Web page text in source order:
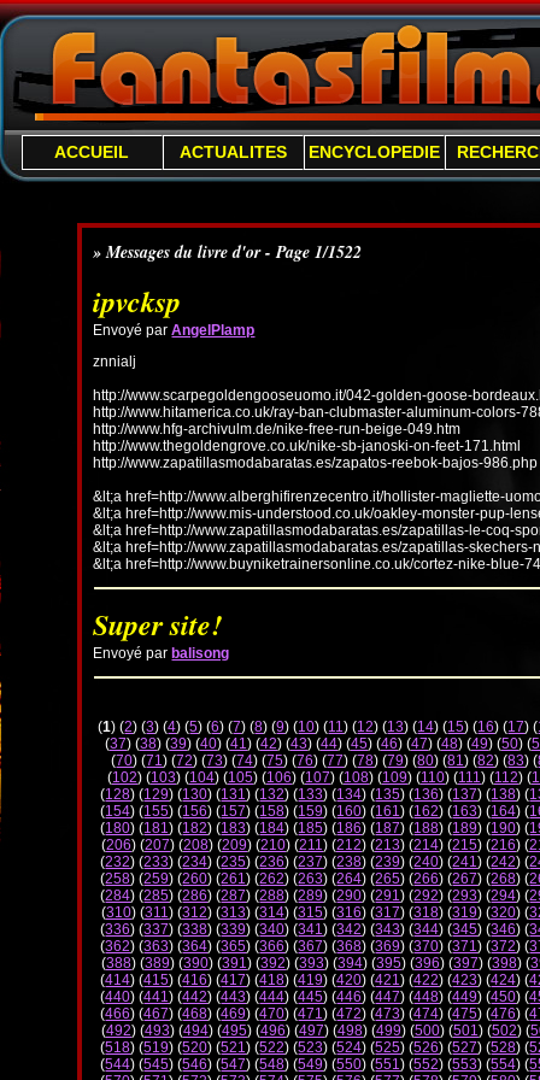
ACCUEIL ACTUALITES ENCYCLOPEDIE
» Messages du livre d'or - Page 1/1522
ipvcksp
Envoyé parAngelPlamp
znnialj
http://www.scarpegoldengooseuomo.it/042-golden-goose-
http://www.hitamerica.co.uk/ray-ban-clubmaster-aluminum-colors-
http://www.hfg-archivulm.de/nike-free-run-beige-049.htm
http://www.thegoldengrove.co.uk/nike-sb-janoski-on-feet-171.html
http://www.zapatillasmodabaratas.es/zapatos-reebok-bajos-986.php
&lt;a href=http://www.alberghifirenzecentro.it/hollister-magliette-
&lt;a href=http://www.mis-understood.co.uk/oakley-monster-pup-
&lt;a href=http://www.zapatillasmodabaratas.es/zapatillas-le-coq-
&lt;a href=http://www.zapatillasmodabaratas.es/zapatillas-
&lt;a href=http://www.buyniketrainersonline.co.uk/cortez-nike-blue-
Super site!
Envoyé par balisong
(1) (2) (3) (4) (5) (6) (7) (8) (9) (10) (11) (12) (13) (14) (15) (16) (17) (
(37) (38) (39) (40) (41) (42) (43) (44) (45) (46) (47) (48) (49) (50) (
(70) (71) (72) (73) (74) (75) (76) (77) (78) (79) (80) (81) (82) (83) (
(102) (103) (104) (105) (106) (107) (108) (109) (110) (111) (112) (
(128) (129) (130) (131) (132) (133) (134) (135) (136) (137) (138) (
(154) (155) (156) (157) (158) (159) (160) (161) (162) (163) (164) (
(180) (181) (182) (183) (184) (185) (186) (187) (188) (189) (190) (
(206) (207) (208) (209) (210) (211) (212) (213) (214) (215) (216) (
(232) (233) (234) (235) (236) (237) (238) (239) (240) (241) (242) (
(258) (259) (260) (261) (262) (263) (264) (265) (266) (267) (268) (
(284) (285) (286) (287) (288) (289) (290) (291) (292) (293) (294) (
(310) (311) (312) (313) (314) (315) (316) (317) (318) (319) (320) (
(336) (337) (338) (339) (340) (341) (342) (343) (344) (345) (346) (
(362) (363) (364) (365) (366) (367) (368) (369) (370) (371) (372) (
(388) (389) (390) (391) (392) (393) (394) (395) (396) (397) (398) (
(414) (415) (416) (417) (418) (419) (420) (421) (422) (423) (424) (
(440) (441) (442) (443) (444) (445) (446) (447) (448) (449) (450) (
(466) (467) (468) (469) (470) (471) (472) (473) (474) (475) (476) (
(492) (493) (494) (495) (496) (497) (498) (499) (500) (501) (502) (
(518) (519) (520) (521) (522) (523) (524) (525) (526) (527) (528) (
(544) (545) (546) (547) (548) (549) (550) (551) (552) (553) (554) (